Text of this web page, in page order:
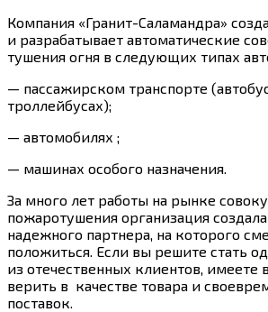
Компания «Гранит-Саламандра»
и разрабатывает автоматические
тушения огня в следующих типах
— пассажирском транспорте
троллейбусах);
— автомобилях ;
— машинах особого назначения.
За много лет работы на рынке
пожаротушения организация
надежного партнера, на которого
положиться. Если вы решите стать
из отечественных клиентов, имеете
верить в качестве товара и
поставок.